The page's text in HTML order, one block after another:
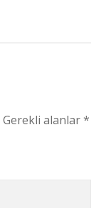
Gerekli alanlar*